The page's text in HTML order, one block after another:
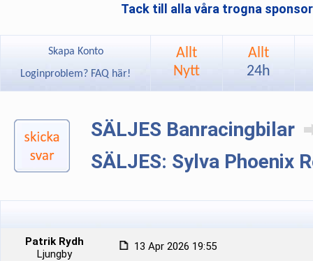
Tack till alla våra trogna
Skapa Konto
Loginproblem? FAQ här!
Allt
Nytt
Allt
24h
SÄLJES Banracingbilar
SÄLJES: Sylva Phoenix
Patrik Rydh
Ljungby
13 Apr 2026 19:55